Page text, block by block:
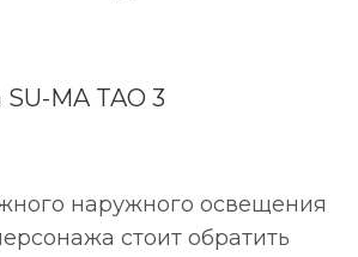
MA TAO 3
наружного освещения
стоит обратить